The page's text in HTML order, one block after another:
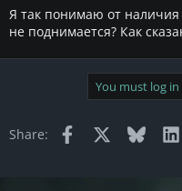
r
e
Я так понимаю от
не поднимается? Как
You must log
Share: Facebook Bluesky